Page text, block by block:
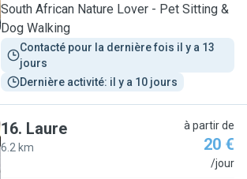
South African Nature Lover - Pet Sitting &
Dog Walking
Contacté pour la dernière fois il y a 13
jours
Dernière activité: il y a 10 jours
16. Laure
6.2 km
à partir de
20 €
/jour